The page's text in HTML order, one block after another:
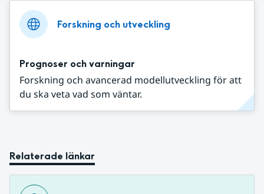
Forskning och utveckling
Prognoser och varningar
Forskning och avancerad modellutveckling för att
du ska veta vad som väntar.
Relaterade länkar